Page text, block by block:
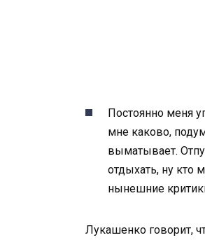
Постоянно меня
мне каково,
выматывает.
отдыхать, ну кто
нынешние
Лукашенко говорит,